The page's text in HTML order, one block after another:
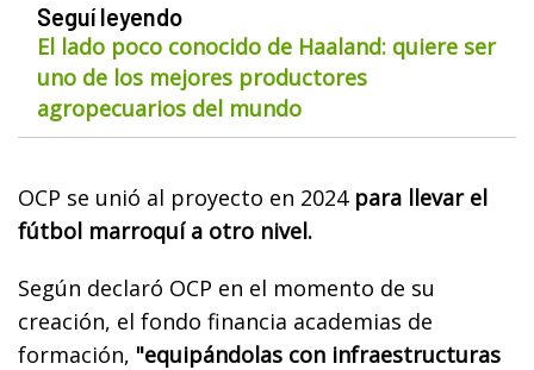
Seguí leyendo
El lado poco conocido de Haaland: quiere ser
uno de los mejores productores
agropecuarios del mundo
OCP se unió al proyecto en 2024 para llevar el
fútbol marroquí a otro nivel.
Según declaró OCP en el momento de su
creación, el fondo financia academias de
formación, "equipándolas con infraestructuras